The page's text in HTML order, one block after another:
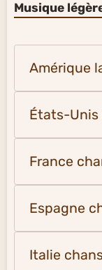
Musique
Amérique
États-Unis
France
Espagne
Italie